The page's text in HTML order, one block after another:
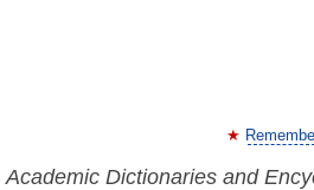
Academic Dictionaries and